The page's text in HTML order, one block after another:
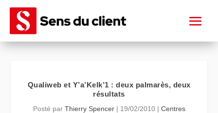
Qualiweb et Y’a’Kelk’1 : deux palmarès, deux
résultats
Posté par Thierry Spencer| 19/02/2010| Centres